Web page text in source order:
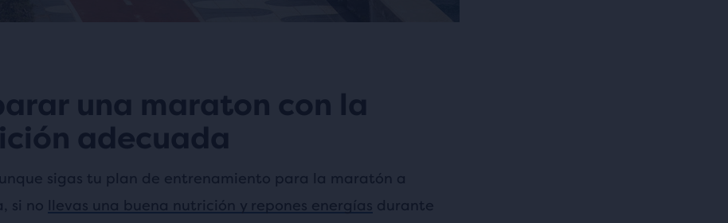
una maraton con la
adecuada
sigas tu plan de entrenamiento para la maratón a
si no
llevas una buena nutrición y repones energías durante